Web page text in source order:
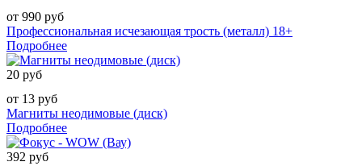
от 990 руб
Профессиональная исчезающая трость (металл) 18+
Подробнее
20 руб
от 13 руб
Магниты неодимовые (диск)
Подробнее
392 руб